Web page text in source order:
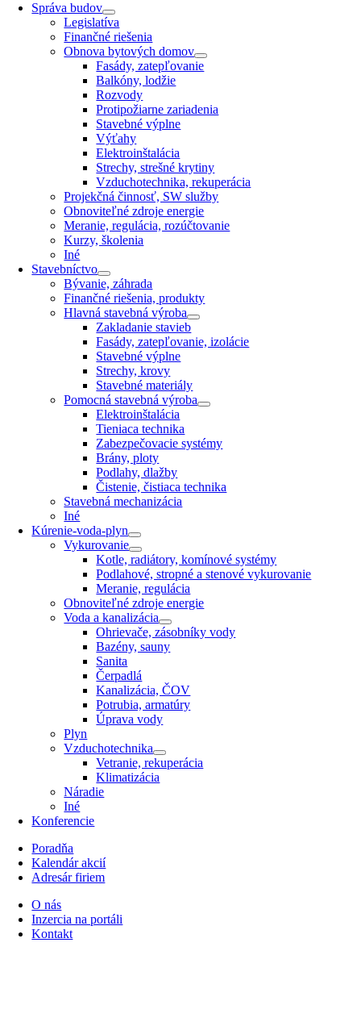
Správa budov
Legislatíva
Finančné riešenia
Obnova bytových domov
Fasády, zatepľovanie
Balkóny, lodžie
Rozvody
Protipožiarne zariadenia
Stavebné výplne
Výťahy
Elektroinštalácia
Strechy, strešné krytiny
Vzduchotechnika, rekuperácia
Projekčná činnosť, SW služby
Obnoviteľné zdroje energie
Meranie, regulácia, rozúčtovanie
Kurzy, školenia
Iné
Stavebníctvo
Bývanie, záhrada
Finančné riešenia, produkty
Hlavná stavebná výroba
Zakladanie stavieb
Fasády, zatepľovanie, izolácie
Stavebné výplne
Strechy, krovy
Stavebné materiály
Pomocná stavebná výroba
Elektroinštalácia
Tieniaca technika
Zabezpečovacie systémy
Brány, ploty
Podlahy, dlažby
Čistenie, čistiaca technika
Stavebná mechanizácia
Iné
Kúrenie-voda-plyn
Vykurovanie
Kotle, radiátory, komínové systémy
Podlahové, stropné a stenové vykurovanie
Meranie, regulácia
Obnoviteľné zdroje energie
Voda a kanalizácia
Ohrievače, zásobníky vody
Bazény, sauny
Sanita
Čerpadlá
Kanalizácia, ČOV
Potrubia, armatúry
Úprava vody
Plyn
Vzduchotechnika
Vetranie, rekuperácia
Klimatizácia
Náradie
Iné
Konferencie
Poradňa
Kalendár akcií
Adresár firiem
O nás
Inzercia na portáli
Kontakt